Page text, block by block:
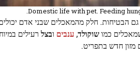
Domestic life with pet. Feeding
הבטיחות. חלק מהמאכלים שבני אדם
כמושוקולד, ענבים ובצל רעילים
מזון חדש בתפריט.